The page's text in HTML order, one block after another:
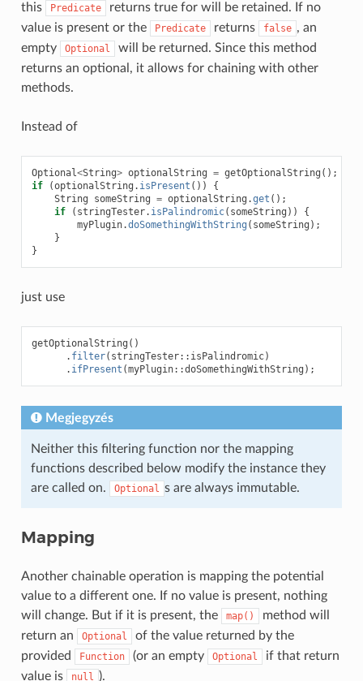
this
Predicate
returns true for will be retained. If no
value is present or the
Predicate returns false , an
empty
Optional
will be returned. Since this method
returns an optional, it allows for chaining with other
methods.
Instead of
Optional<String> optionalString = getOptionalString ();
if
(optionalString . isPresent ())
{
String
someString = optionalString .get ();
if
( stringTester. isPalindromic( someString ))
{
myPlugin.doSomethingWithString ( someString );
}
}
just use
getOptionalString ()
. filter( stringTester:: isPalindromic)
. ifPresent (myPlugin::doSomethingWithString );
Megjegyzés
Neither this filtering function nor the mapping
functions described below modify the instance they
are called on.
Optional s are always immutable.
Mapping
Another chainable operation is mapping the potential
value to a different one. If no value is present, nothing
will change. But if it is present, the
map()
method will
return an
Optional
of the value returned by the
provided
Function (or an empty Optional
if that return
value is
null ).